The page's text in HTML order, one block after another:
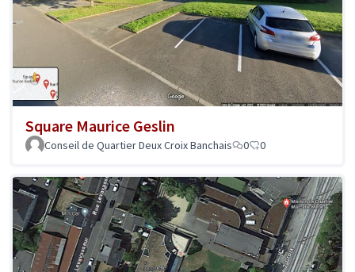
Square Maurice Geslin
Conseil de Quartier Deux Croix Banchais 0 0